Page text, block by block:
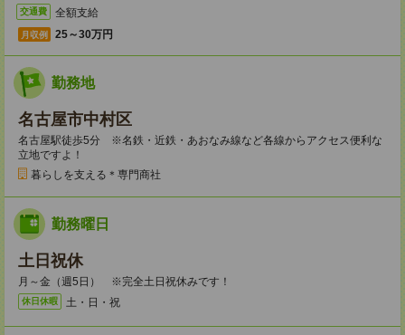
交通費 全額支給
月収例 25～30万円
勤務地
名古屋市中村区
名古屋駅徒歩5分 ※名鉄・近鉄・あおなみ線など各線からアクセス便利な
立地ですよ！
暮らしを支える＊専門商社
勤務曜日
土日祝休
月～金（週5日） ※完全土日祝休みです！
休日休暇 土・日・祝